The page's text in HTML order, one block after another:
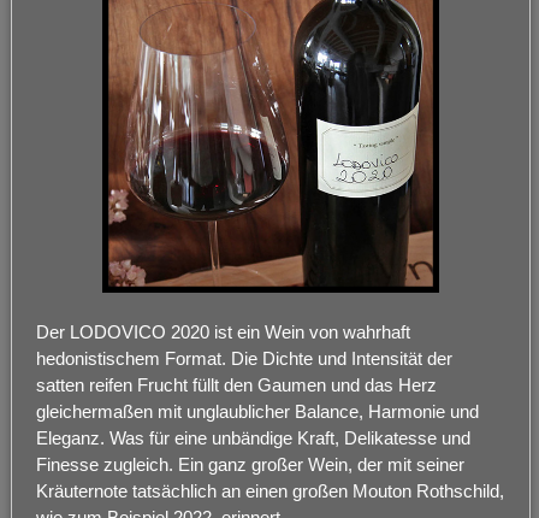
Der LODOVICO 2020 ist ein Wein von wahrhaft
hedonistischem Format. Die Dichte und Intensität der
satten reifen Frucht füllt den Gaumen und das Herz
gleichermaßen mit unglaublicher Balance, Harmonie und
Eleganz. Was für eine unbändige Kraft, Delikatesse und
Finesse zugleich. Ein ganz großer Wein, der mit seiner
Kräuternote tatsächlich an einen großen Mouton Rothschild,